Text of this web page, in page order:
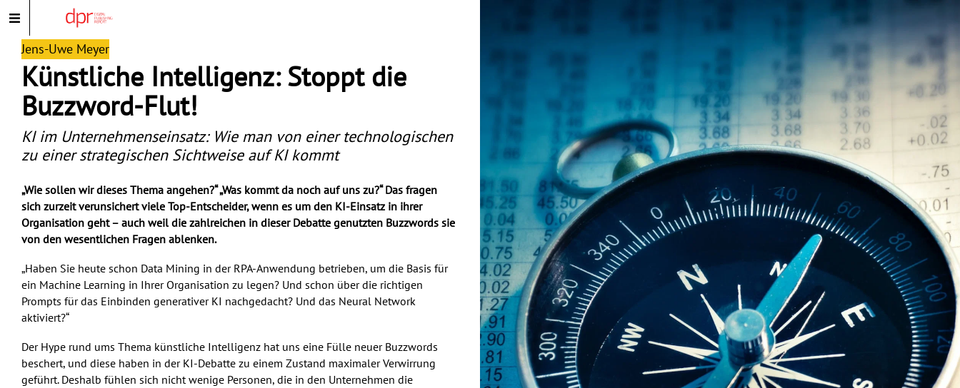
Jens-Uwe Meyer
Künstliche Intelligenz: Stoppt die
Buzzword-Flut!
KI im Unternehmenseinsatz: Wie man von einer technologischen
zu einer strategischen Sichtweise auf KI kommt
„Wie sollen wir dieses Thema angehen?“ „Was kommt da noch auf uns zu?“ Das fragen
sich zurzeit verunsichert viele Top-Entscheider, wenn es um den KI-Einsatz in ihrer
Organisation geht – auch weil die zahlreichen in dieser Debatte genutzten Buzzwords sie
von den wesentlichen Fragen ablenken.
„Haben Sie heute schon Data Mining in der RPA-Anwendung betrieben, um die Basis für
ein Machine Learning in Ihrer Organisation zu legen? Und schon über die richtigen
Prompts für das Einbinden generativer KI nachgedacht? Und das Neural Network
aktiviert?“
Der Hype rund ums Thema künstliche Intelligenz hat uns eine Fülle neuer Buzzwords
beschert, und diese haben in der KI-Debatte zu einem Zustand maximaler Verwirrung
geführt. Deshalb fühlen sich nicht wenige Personen, die in den Unternehmen die